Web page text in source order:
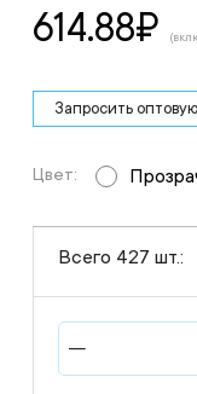
614.88₽
Запросить
Цвет:
Всего 427 шт.: